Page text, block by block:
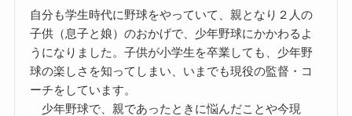
自分も学生時代に野球をやっていて、親となり２人の
子供（息子と娘）のおかげで、少年野球にかかわるよ
うになりました。子供が小学生を卒業しても、少年野
球の楽しさを知ってしまい、いまでも現役の監督・コ
ーチをしています。
少年野球で、親であったときに悩んだことや今現